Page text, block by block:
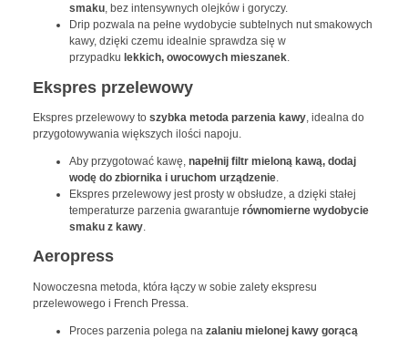
smaku, bez intensywnych olejków i goryczy.
Drip pozwala na pełne wydobycie subtelnych nut smakowych
kawy, dzięki czemu idealnie sprawdza się w
przypadku lekkich, owocowych mieszanek.
Ekspres przelewowy
Ekspres przelewowy to szybka metoda parzenia kawy, idealna do
przygotowywania większych ilości napoju.
Aby przygotować kawę, napełnij filtr mieloną kawą, dodaj
wodę do zbiornika i uruchom urządzenie.
Ekspres przelewowy jest prosty w obsłudze, a dzięki stałej
temperaturze parzenia gwarantuje równomierne wydobycie
smaku z kawy.
Aeropress
Nowoczesna metoda, która łączy w sobie zalety ekspresu
przelewowego i French Pressa.
Proces parzenia polega na zalaniu mielonej kawy gorącą